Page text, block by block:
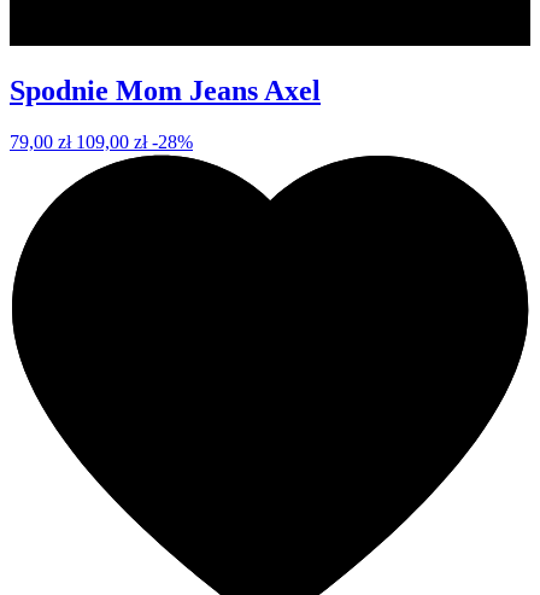
Spodnie Mom Jeans Axel
79,00 zł 109,00 zł -28%